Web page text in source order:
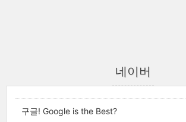
네이버
구글! Google is the Best?